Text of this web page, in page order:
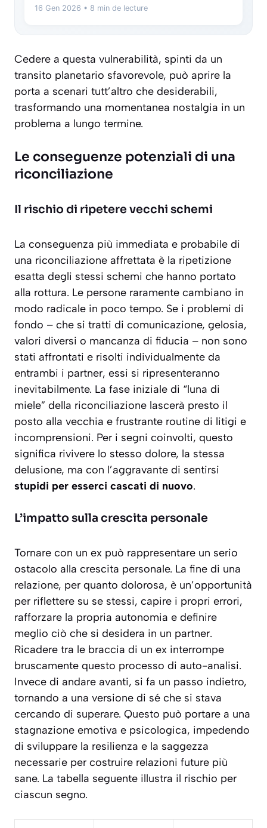
16 Gen 2026 • 8 min de lecture
Cedere a questa vulnerabilità, spinti da un
transito planetario sfavorevole, può aprire la
porta a scenari tutt’altro che desiderabili,
trasformando una momentanea nostalgia in un
problema a lungo termine.
Le conseguenze potenziali di una
riconciliazione
Il rischio di ripetere vecchi schemi
La conseguenza più immediata e probabile di
una riconciliazione affrettata è la ripetizione
esatta degli stessi schemi che hanno portato
alla rottura. Le persone raramente cambiano in
modo radicale in poco tempo. Se i problemi di
fondo – che si tratti di comunicazione, gelosia,
valori diversi o mancanza di fiducia – non sono
stati affrontati e risolti individualmente da
entrambi i partner, essi si ripresenteranno
inevitabilmente. La fase iniziale di “luna di
miele” della riconciliazione lascerà presto il
posto alla vecchia e frustrante routine di litigi e
incomprensioni. Per i segni coinvolti, questo
significa rivivere lo stesso dolore, la stessa
delusione, ma con l’aggravante di sentirsi
stupidi per esserci cascati di nuovo.
L’impatto sulla crescita personale
Tornare con un ex può rappresentare un serio
ostacolo alla crescita personale. La fine di una
relazione, per quanto dolorosa, è un’opportunità
per riflettere su se stessi, capire i propri errori,
rafforzare la propria autonomia e definire
meglio ciò che si desidera in un partner.
Ricadere tra le braccia di un ex interrompe
bruscamente questo processo di auto-analisi.
Invece di andare avanti, si fa un passo indietro,
tornando a una versione di sé che si stava
cercando di superare. Questo può portare a una
stagnazione emotiva e psicologica, impedendo
di sviluppare la resilienza e la saggezza
necessarie per costruire relazioni future più
sane. La tabella seguente illustra il rischio per
ciascun segno.